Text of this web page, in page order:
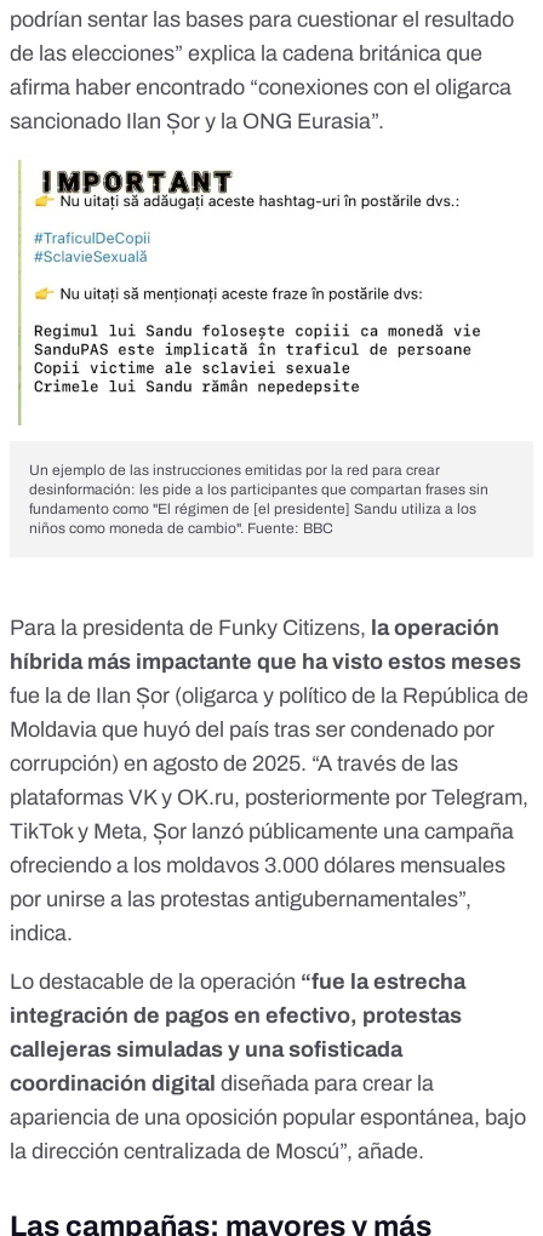
podrían sentar las bases para cuestionar el resultado
de las elecciones” explica la cadena británica que
afirma haber encontrado “conexiones con el oligarca
sancionado Ilan Șor y la ONG Eurasia”.
Un ejemplo de las instrucciones emitidas por la red para crear
desinformación: les pide a los participantes que compartan frases sin
fundamento como "El régimen de [el presidente] Sandu utiliza a los
niños como moneda de cambio". Fuente: BBC
Para la presidenta de Funky Citizens, la operación
híbrida más impactante que ha visto estos meses
fue la de Ilan Șor (oligarca y político de la República de
Moldavia que huyó del país tras ser condenado por
corrupción) en agosto de 2025. “A través de las
plataformas VK y OK.ru, posteriormente por Telegram,
TikTok y Meta, Șor lanzó públicamente una campaña
ofreciendo a los moldavos 3.000 dólares mensuales
por unirse a las protestas antigubernamentales”,
indica.
Lo destacable de la operación “fue la estrecha
integración de pagos en efectivo, protestas
callejeras simuladas y una sofisticada
coordinación digital diseñada para crear la
apariencia de una oposición popular espontánea, bajo
la dirección centralizada de Moscú”, añade.
Las campañas: mayores y más